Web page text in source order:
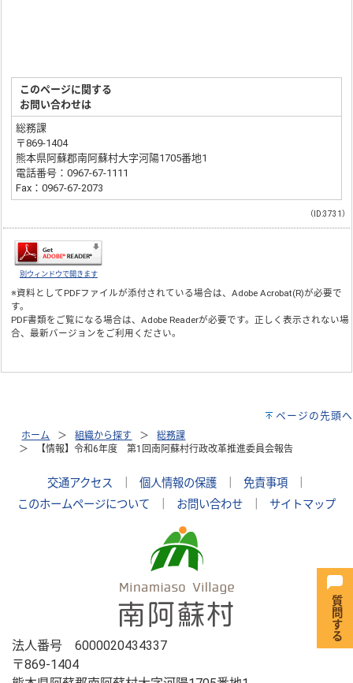
このページに関する
お問い合わせは
総務課
〒869-1404
熊本県阿蘇郡南阿蘇村大字河陽1705番地1
電話番号：0967-67-1111
Fax：0967-67-2073
（ID:3731）
別ウィンドウで開きます
※資料としてPDFファイルが添付されている場合は、Adobe Acrobat(R)が必要で
す。
PDF書類をご覧になる場合は、Adobe Readerが必要です。正しく表示されない場
合、最新バージョンをご利用ください。
ページの先頭へ
ホーム 組織から探す
総務課
【情報】令和6年度 第1回南阿蘇村行政改革推進委員会報告
交通アクセス 個人情報の保護 免責事項
このホームページについて
お問い合わせ サイトマップ
法人番号 6000020434337
〒869-1404